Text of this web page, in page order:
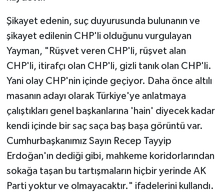
Şikayet edenin, suç duyurusunda bulunanın ve
şikayet edilenin CHP'li olduğunu vurgulayan
Yayman, "Rüşvet veren CHP'li, rüşvet alan
CHP'li, itirafçı olan CHP'li, gizli tanık olan CHP'li.
Yani olay CHP'nin içinde geçiyor. Daha önce altılı
masanın adayı olarak Türkiye'ye anlatmaya
çalıştıkları genel başkanlarına 'hain' diyecek kadar
kendi içinde bir saç saça baş başa görüntü var.
Cumhurbaşkanımız Sayın Recep Tayyip
Erdoğan'ın dediği gibi, mahkeme koridorlarından
sokağa taşan bu tartışmaların hiçbir yerinde AK
Parti yoktur ve olmayacaktır." ifadelerini kullandı.
Video Galeri
Yemek Tarifleri